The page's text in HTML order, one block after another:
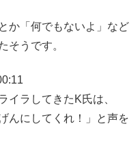
か「何でもないよ」など
そうです。
イラしてきたK氏は、
んにしてくれ！」と声を